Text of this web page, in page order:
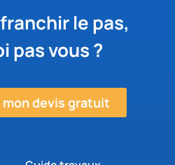
le pas,
pas vous ?
mon devis gratuit